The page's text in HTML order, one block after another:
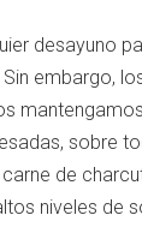
desayuno
embargo,
sobre
de
niveles de